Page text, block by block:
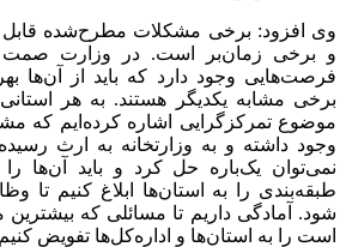
وی افزود: برخی مشکلات مطرح‌شده قابل
و برخی زمان‌بر است. در وزارت صمت
فرصت‌هایی وجود دارد که باید از آن‌ها
برخی مشابه یکدیگر هستند. به هر
موضوع تمرکزگرایی اشاره کرده‌ایم که
وجود داشته و به وزارتخانه به ارث
نمی‌توان یک‌باره حل کرد و باید آن‌ها
طبقه‌بندی را به استان‌ها ابلاغ کنیم تا
شود. آمادگی داریم تا مسائلی که بیشترین
است را به استان‌ها و اداره‌کل‌ها تفویض